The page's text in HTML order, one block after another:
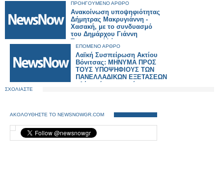
ΠΡΟΗΓΟΥΜΕΝΟ ΑΡΘΡΟ
Ανακοίνωση υποψηφιότητας
Δήμητρας Μακρυγιάννη -
Χασακή, με το συνδυασμό
του Δημάρχου Γιάννη
Τριανταφυλλάκη .
ΕΠΟΜΕΝΟ ΑΡΘΡΟ
Λαϊκή Συσπείρωση Ακτίου
Βόνιτσας: ΜΗΝΥΜΑ ΠΡΟΣ
ΤΟΥΣ ΥΠΟΨΗΦΙΟΥΣ ΤΩΝ
ΠΑΝΕΛΛΑΔΙΚΩΝ ΕΞΕΤΑΣΕΩΝ
«Δύναμή σας η γνώση και η
ΣΧΟΛΙΑΣΤΕ
ΑΚΟΛΟΥΘΗΣΤΕ ΤΟ NEWSNOWGR.COM